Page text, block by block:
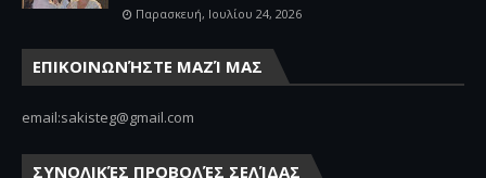
Παρασκευή, Ιουλίου 24, 2026
ΕΠΙΚΟΙΝΩΝΉΣΤΕ ΜΑΖΊ ΜΑΣ
email:sakisteg@gmail.com
ΣΥΝΟΛΙΚΈΣ ΠΡΟΒΟΛΈΣ ΣΕΛΊΔΑΣ